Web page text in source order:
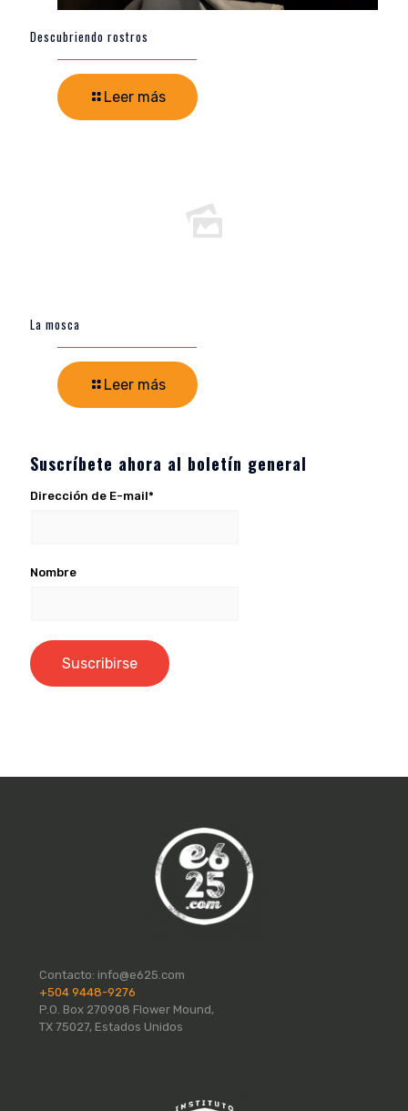
Descubriendo rostros
Leer más
La mosca
Leer más
Suscríbete ahora al boletín general
Dirección de E-mail*
Nombre
Contacto: info@e625.com
+504 9448-9276
P.O. Box 270908 Flower Mound,
TX 75027, Estados Unidos